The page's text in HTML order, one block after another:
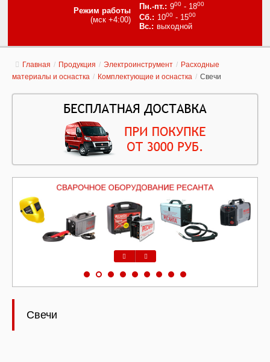
Режим работы
(мск +4:00)
900- 1800
1000- 1500
выходной
Главная / Продукция / Электроинструмент / Расходные
материалы и оснастка / Комплектующие и оснастка / Свечи
Свечи